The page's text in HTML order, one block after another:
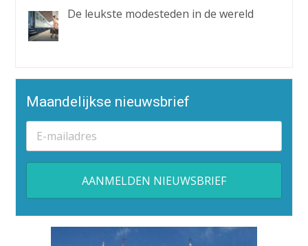
De leukste modesteden in de wereld
Maandelijkse nieuwsbrief
Alternative: